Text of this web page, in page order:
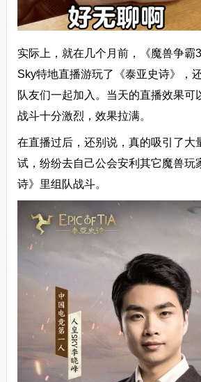
实际上，就在几个月前，《魔兽争霸
Sky特地直播游玩了《泰亚史诗》，
队友们一起加入。当天的直播效果可
战斗十分激烈，效果拉满。
在直播过后，还别说，真的吸引了大
试，纷纷去自己公会安利其它魔兽玩
诗》里组队战斗。